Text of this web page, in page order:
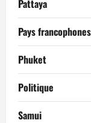
Pattaya
Pays francophones
Phuket
Politique
Samui